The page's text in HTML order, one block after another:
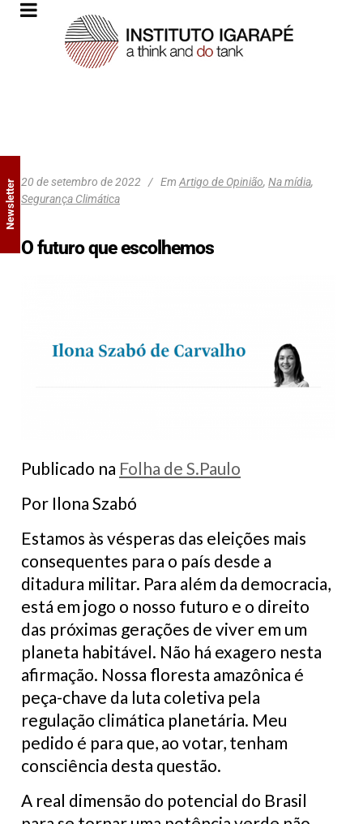
20 de setembro de 2022 Em Artigo de Opinião, Na mídia,
Segurança Climática
O futuro que escolhemos
Publicado na Folha de S.Paulo
Por Ilona Szabó
Estamos às vésperas das eleições mais
consequentes para o país desde a
ditadura militar. Para além da democracia,
está em jogo o nosso futuro e o direito
das próximas gerações de viver em um
planeta habitável. Não há exagero nesta
afirmação. Nossa floresta amazônica é
peça-chave da luta coletiva pela
regulação climática planetária. Meu
pedido é para que, ao votar, tenham
consciência desta questão.
A real dimensão do potencial do Brasil
Newsletter